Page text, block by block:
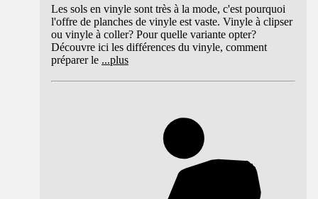
Les sols en vinyle sont très à la mode, c'est pourquoi
l'offre de planches de vinyle est vaste. Vinyle à clipser
ou vinyle à coller? Pour quelle variante opter?
Découvre ici les différences du vinyle, comment
préparer le ...plus